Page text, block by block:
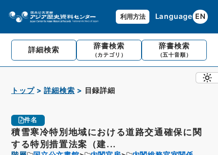
利用方法 Language EN
詳細検索 辞書検索
（カテゴリ）
辞書検索
（五十音順）
トップ 詳細検索 目録詳細
件名
積雪寒冷特別地域における道路交通確保に関
する特別措置法案（建...